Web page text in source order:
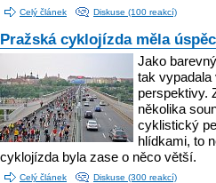
Celý článek Diskuse (100 reakcí)
Pražská cyklojízda měla
Jako
tak
perspektivy.
několika
cyklistický
hlídkami, to
cyklojízda byla zase o něco větší.
Celý článek Diskuse (300 reakcí)